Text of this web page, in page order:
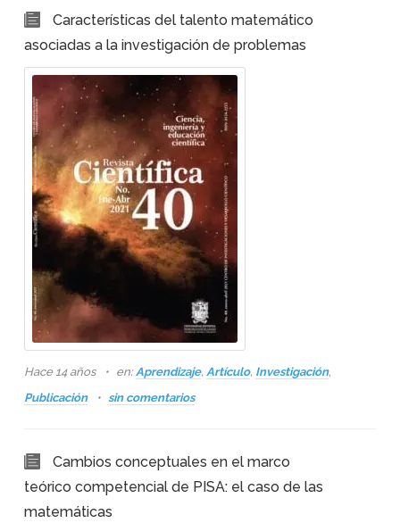
Características del talento matemático
asociadas a la investigación de problemas
Hace 14 años en:Aprendizaje, Artículo, Investigación,
Publicación
sin comentarios
Cambios conceptuales en el marco
teórico competencial de PISA: el caso de las
matemáticas